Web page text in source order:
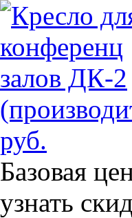
руб.
Базовая
узнать